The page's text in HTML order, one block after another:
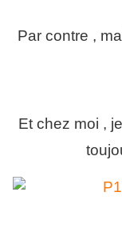
Par contre ,
Et chez moi ,